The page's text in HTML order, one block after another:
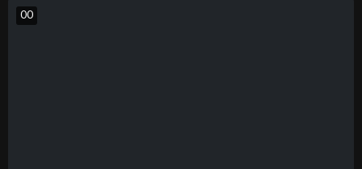
00